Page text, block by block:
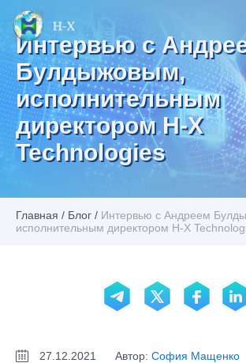
Интервью с
Булдыжовым,
исполнительным
директором H-X
Technologies
Главная / Блог / Интервью с Андреем
исполнительным директором H-X
27.12.2021 Автор: София Мащенко